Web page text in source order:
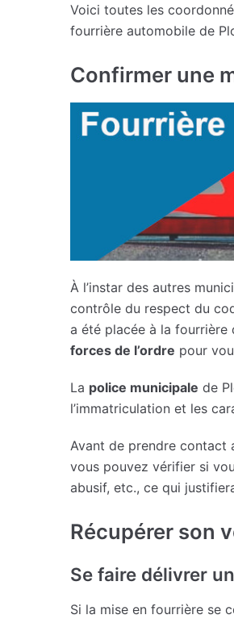
Voici toutes les
fourrière automobile de
Confirmer une
À l’instar des autres
contrôle du respect du
a été placée à la fourrière
forces de l’ordre pour
La police municipale de
l’immatriculation et les
Avant de prendre contact
vous pouvez vérifier si
abusif, etc., ce qui
Récupérer son
Se faire délivrer
Si la mise en fourrière se